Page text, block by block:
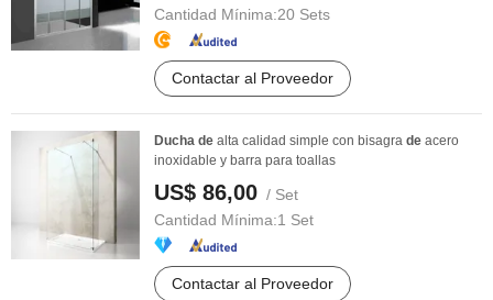
Cantidad Mínima:20 Sets
Contactar al Proveedor
Ducha de alta calidad simple con bisagra de acero
inoxidable y barra para toallas
US$ 86,00 / Set
Cantidad Mínima:1 Set
Contactar al Proveedor